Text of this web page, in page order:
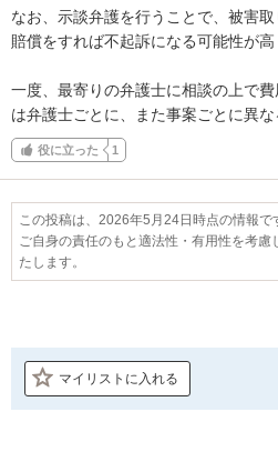
なお、示談弁護を行うことで、被害取
賠償をすれば不起訴になる可能性が高
一度、最寄りの弁護士に相談の上で
は弁護士ごとに、また事案ごとに異な
役に立った 1
この投稿は、2026年5月24日時点の情報で
ご自身の責任のもと適法性・有用性を考
たします。
マイリストに入れる